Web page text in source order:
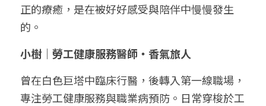
正的療癒，是在被好好感受與陪伴中慢慢發生
的。
小樹｜勞工健康服務醫師・香氣旅人
曾在白色巨塔中臨床行醫，後轉入第一線職場，
專注勞工健康服務與職業病預防。日常穿梭於工